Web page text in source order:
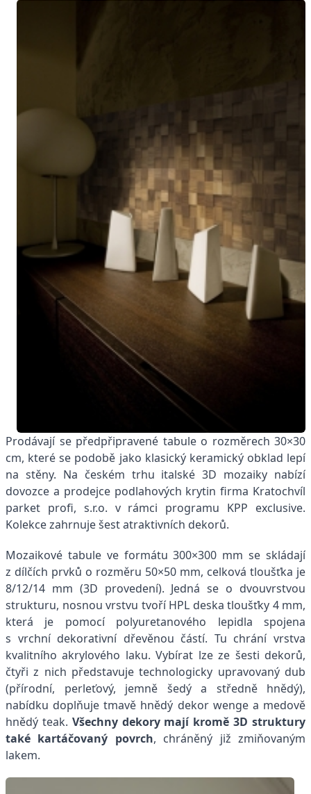
Prodávají se předpřipravené tabule o rozměrech 30×30
cm, které se podobě jako klasický keramický obklad lepí
na stěny. Na českém trhu italské 3D mozaiky nabízí
dovozce a prodejce podlahových krytin firma Kratochvíl
parket profi, s.r.o. v rámci programu KPP exclusive.
Kolekce zahrnuje šest atraktivních dekorů.
Mozaikové tabule ve formátu 300×300 mm se skládají
z dílčích prvků o rozměru 50×50 mm, celková tloušťka je
8/12/14 mm (3D provedení). Jedná se o dvouvrstvou
strukturu, nosnou vrstvu tvoří HPL deska tloušťky 4 mm,
která je pomocí polyuretanového lepidla spojena
s vrchní dekorativní dřevěnou částí. Tu chrání vrstva
kvalitního akrylového laku. Vybírat lze ze šesti dekorů,
čtyři z nich představuje technologicky upravovaný dub
(přírodní, perleťový, jemně šedý a středně hnědý),
nabídku doplňuje tmavě hnědý dekor wenge a medově
hnědý teak. Všechny dekory mají kromě 3D struktury
také kartáčovaný povrch, chráněný již zmiňovaným
lakem.